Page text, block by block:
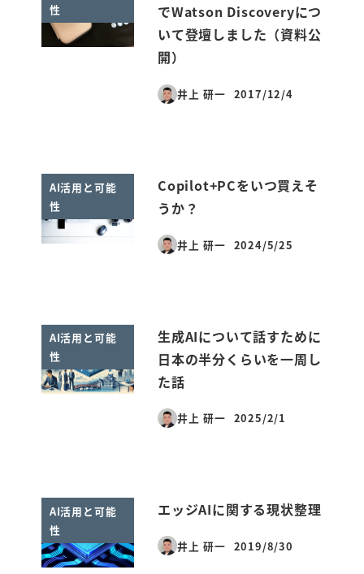
性
でWatson Discoveryにつ
いて登壇しました（資料公
開）
井上 研一
投稿日
2017/12/4
AI活用と可能
性
Copilot+PCをいつ買えそ
うか？
井上 研一
投稿日
2024/5/25
AI活用と可能
性
生成AIについて話すために
日本の半分くらいを一周し
た話
井上 研一
投稿日
2025/2/1
AI活用と可能
性
エッジAIに関する現状整理
井上 研一
投稿日
2019/8/30